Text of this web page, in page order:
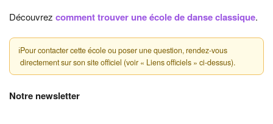
Découvrez comment trouver une école de danse classique.
ℹPour contacter cette école ou poser une question, rendez-vous
directement sur son site officiel (voir « Liens officiels » ci-dessus).
Notre newsletter